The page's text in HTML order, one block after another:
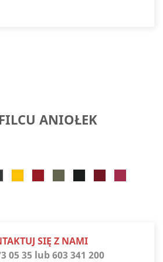
ANIOŁEK
SIĘ Z NAMI
05 35 lub 603 341 200